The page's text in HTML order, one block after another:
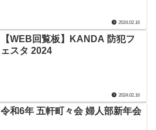
2024.02.16
【WEB回覧板】KANDA 防犯フ
ェスタ 2024
2024.02.16
令和6年 五軒町々会 婦人部新年会